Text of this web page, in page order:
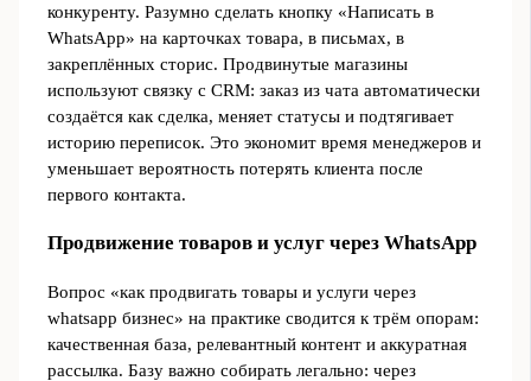
конкуренту. Разумно сделать кнопку «Написать в
WhatsApp» на карточках товара, в письмах, в
закреплённых сторис. Продвинутые магазины
используют связку с CRM: заказ из чата автоматически
создаётся как сделка, меняет статусы и подтягивает
историю переписок. Это экономит время менеджеров и
уменьшает вероятность потерять клиента после
первого контакта.
Продвижение товаров и услуг через WhatsApp
Вопрос «как продвигать товары и услуги через
whatsapp бизнес» на практике сводится к трём опорам:
качественная база, релевантный контент и аккуратная
рассылка. Базу важно собирать легально: через